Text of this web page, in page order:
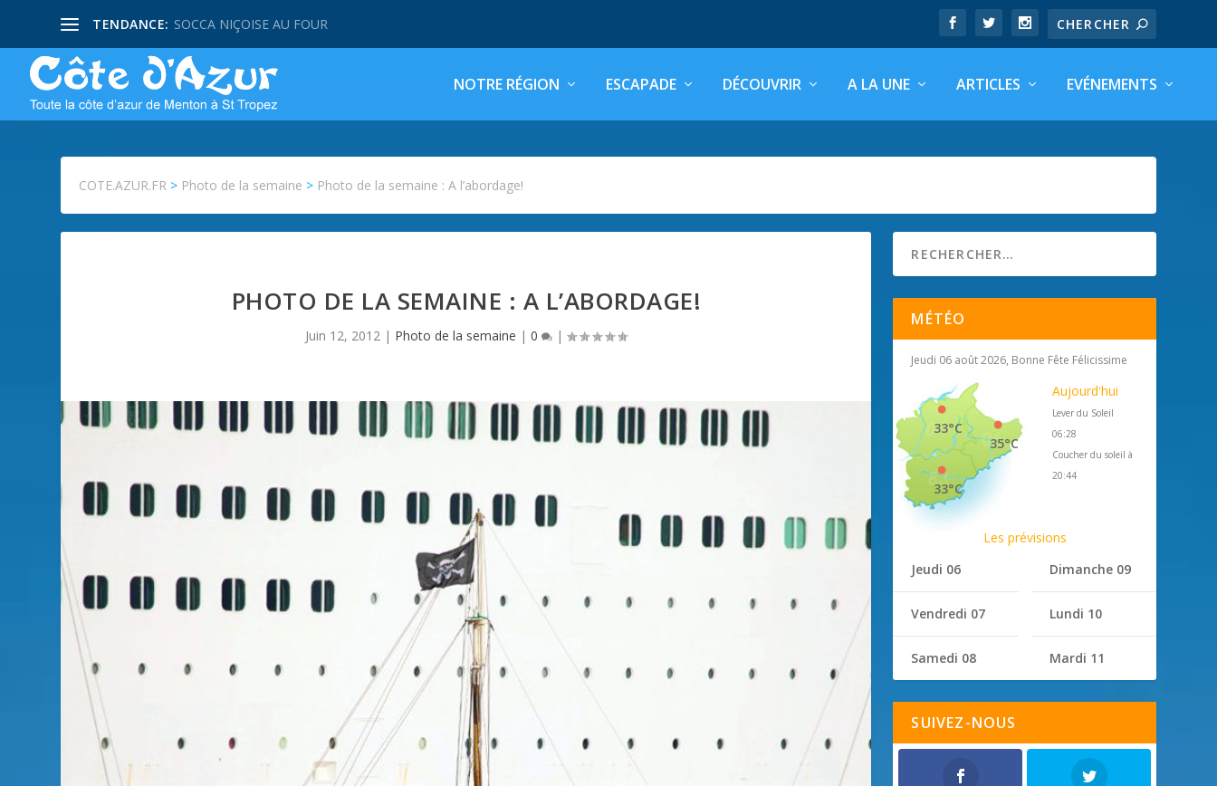
TENDANCE: SOCCA NIÇOISE AU FOUR
NOTRE RÉGION ESCAPADE DÉCOUVRIR A LA UNE ARTICLES EVÉNEMENTS
COTE.AZUR.FR > Photo de la semaine > Photo de la semaine : A l’abordage!
PHOTO DE LA SEMAINE : A L’ABORDAGE!
Juin 12, 2012 | Photo de la semaine |0 |
MÉTÉO
Jeudi 06 août 2026, Bonne Fête Félicissime
35°C
33°C
33°C
Aujourd'hui
Lever du Soleil
06:28
Coucher du soleil à
20:44
Les prévisions
Jeudi 06
Vendredi 07
Samedi 08
Dimanche 09
Lundi 10
Mardi 11
SUIVEZ-NOUS